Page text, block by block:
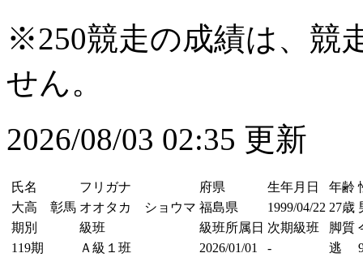
※250競走の成績は、競
せん。
2026/08/03 02:35 更新
氏名 フリガナ 府県 生年月日 年齢
大高 彰馬 オオタカ ショウマ 福島県 1999/04/22 27歳
期別
級班 級班所属日 次期級班 脚質
119期
Ａ級１班 2026/01/01 - 逃